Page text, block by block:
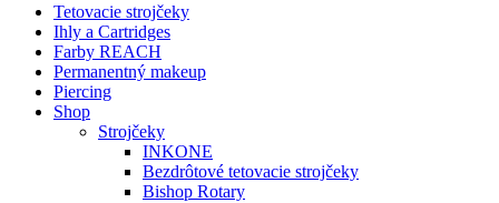
Tetovacie strojčeky
Ihly a Cartridges
Farby REACH
Permanentný makeup
Piercing
Shop
Strojčeky
INKONE
Bezdrôtové tetovacie strojčeky
Bishop Rotary